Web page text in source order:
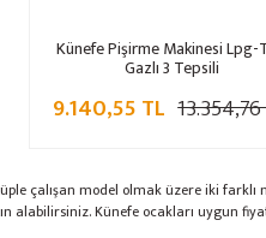
Künefe Pişirme Makinesi Lpg-
Gazlı 3 Tepsili
9.140,55 TL
çalışan model olmak üzere iki
alabilirsiniz. Künefe ocakları uygun